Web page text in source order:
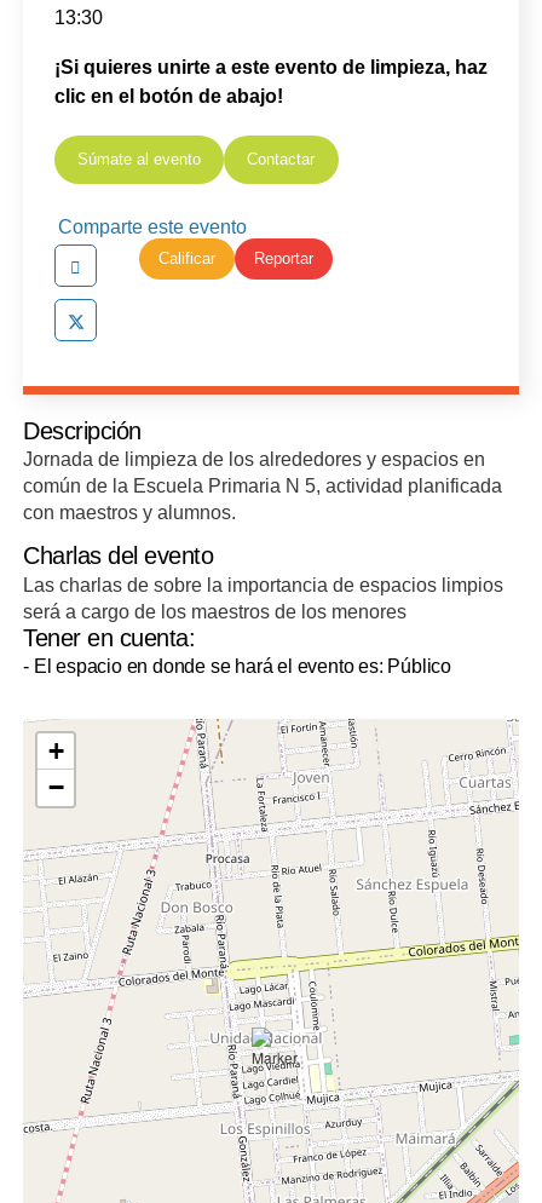
Descripción
Jornada de limpieza de los alrededores y espacios en
común de la Escuela Primaria N 5, actividad planificada
con maestros y alumnos.
Charlas del evento
Las charlas de sobre la importancia de espacios limpios
será a cargo de los maestros de los menores
Tener en cuenta:
- El espacio en donde se hará el evento es: Público
+
−
13:30
¡Si quieres unirte a este evento de limpieza, haz
clic en el botón de abajo!
Súmate al evento Contactar
Comparte este evento
Calificar Reportar